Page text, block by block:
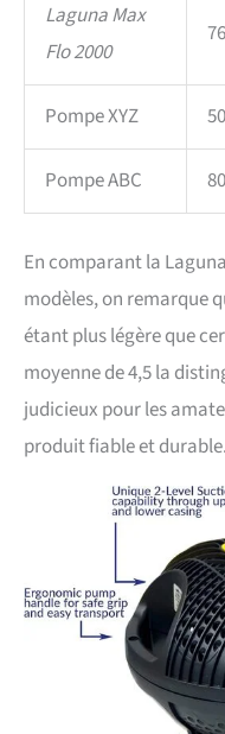
Laguna Max
Flo 2000
Pompe XYZ
Pompe ABC
En comparant la
modèles, on remarque
étant plus légère que
moyenne de 4,5 la
judicieux pour les
produit fiable et durable.